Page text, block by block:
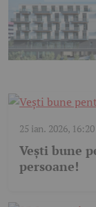
25 ian. 2026, 16:20
Vești bune
persoane!